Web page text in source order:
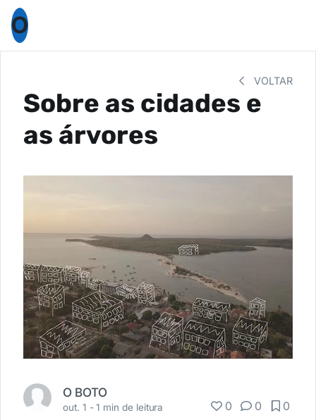
O
VOLTAR
Sobre as cidades e
as árvores
O BOTO
out. 1 -1 min de leitura 0 0 0